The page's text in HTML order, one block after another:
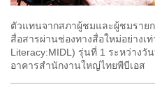
ตัวแทนจากสภาผู้ชมและผู้ชมราย
สื่อสารผ่านช่องทางสื่อใหม่อย่างเ
Literacy:MIDL) รุ่นที่ 1 ระหว่าง
อาคารสำนักงานใหญ่ไทยพีบีเอส